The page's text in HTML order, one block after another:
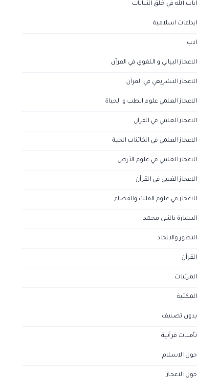
آيات الله في خلق النباتات
ابداعات اسلامية
ادب
الاعجاز البياني و اللغوي في القرآن
الاعجاز التشريعي في القرآن
الاعجاز العلمي علوم الطب و الحياة
الاعجاز العلمي في القرآن
الاعجاز العلمي في الكائنات الحية
الاعجاز العلمي في علوم الأرض
الاعجاز الغيبي في القرآن
الاعجاز في علوم الفلك والفضاء
البشارة بالنبي محمد
التطور والالحاد
القرآن
المرئيات
المكتبة
بدون تصنيف
تأملات قرآنية
حول الاسلام
حول الاعجاز